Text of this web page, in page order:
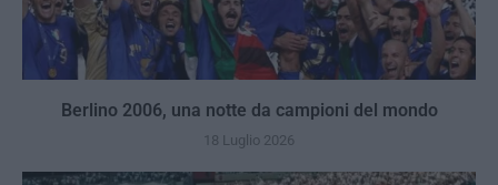
Berlino 2006, una notte da campioni del mondo
18 Luglio 2026